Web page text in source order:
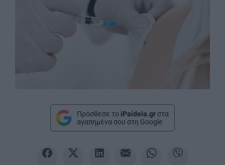
Πρόσθεσε το iPaideia.gr στα
αγαπημένα σου στη Google